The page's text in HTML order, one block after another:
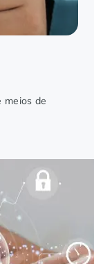
meios de